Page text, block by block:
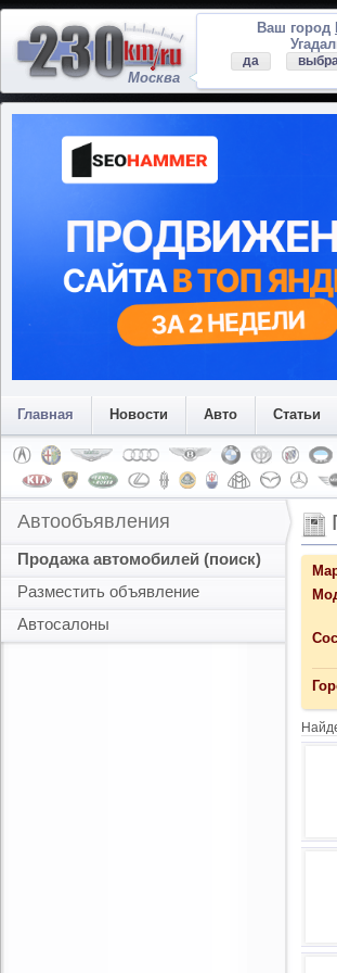
Москва
Ваш город
да
Главная Новости Авто Статьи
Автообъявления
Продажа автомобилей (поиск)
Разместить объявление
Автосалоны